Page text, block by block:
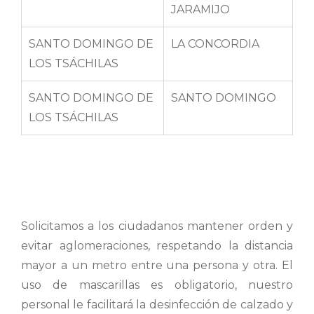
JARAMIJO
SANTO DOMINGO DE
LOS TSÁCHILAS
LA CONCORDIA
SANTO DOMINGO DE
LOS TSÁCHILAS
SANTO DOMINGO
Solicitamos a los ciudadanos mantener orden y
evitar aglomeraciones, respetando la distancia
mayor a un metro entre una persona y otra. El
uso de mascarillas es obligatorio, nuestro
personal le facilitará la desinfección de calzado y